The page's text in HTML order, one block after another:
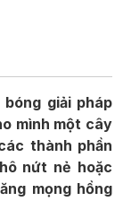
giải pháp
mình một cây
thành phần
nứt nẻ hoặc
mọng hồng